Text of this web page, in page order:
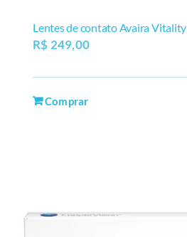
Lentes de contato Avaira Vitality
R$249,00
Comprar